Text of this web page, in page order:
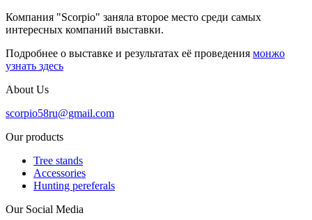
Компания "Scorpio" заняла второе место среди самых
интересных компаний выставки.
Подробнее о выставке и результатах её проведения монжо
узнать здесь
About Us
scorpio58ru@gmail.com
Our products
Tree stands
Accessories
Hunting pereferals
Our Social Media